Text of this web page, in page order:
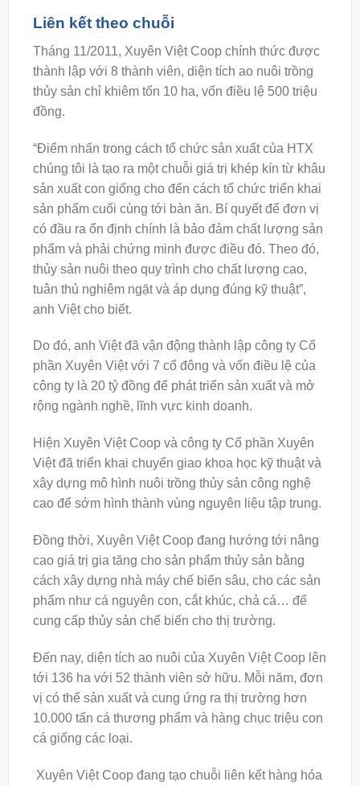
Liên kết theo chuỗi
Tháng 11/2011, Xuyên Việt Coop chính thức được
thành lập với 8 thành viên, diện tích ao nuôi trồng
thủy sản chỉ khiêm tốn 10 ha, vốn điều lệ 500 triệu
đồng.
“Điểm nhấn trong cách tổ chức sản xuất của HTX
chúng tôi là tạo ra một chuỗi giá trị khép kín từ khâu
sản xuất con giống cho đến cách tổ chức triển khai
sản phẩm cuối cùng tới bàn ăn. Bí quyết để đơn vị
có đầu ra ổn định chính là bảo đảm chất lượng sản
phẩm và phải chứng minh được điều đó. Theo đó,
thủy sản nuôi theo quy trình cho chất lượng cao,
tuân thủ nghiêm ngặt và áp dụng đúng kỹ thuật”,
anh Việt cho biết.
Do đó, anh Việt đã vận động thành lập công ty Cổ
phần Xuyên Việt với 7 cổ đông và vốn điều lệ của
công ty là 20 tỷ đồng để phát triển sản xuất và mở
rộng ngành nghề, lĩnh vực kinh doanh.
Hiện Xuyên Việt Coop và công ty Cổ phần Xuyên
Việt đã triển khai chuyển giao khoa học kỹ thuật và
xây dựng mô hình nuôi trồng thủy sản công nghệ
cao để sớm hình thành vùng nguyên liệu tập trung.
Đồng thời, Xuyên Việt Coop đang hướng tới nâng
cao giá trị gia tăng cho sản phẩm thủy sản bằng
cách xây dựng nhà máy chế biến sâu, cho các sản
phẩm như cá nguyên con, cắt khúc, chả cá… để
cung cấp thủy sản chế biến cho thị trường.
Đến nay, diện tích ao nuôi của Xuyên Việt Coop lên
tới 136 ha với 52 thành viên sở hữu. Mỗi năm, đơn
vị có thể sản xuất và cung ứng ra thị trường hơn
10.000 tấn cá thương phẩm và hàng chục triệu con
cá giống các loại.
Xuyên Việt Coop đang tạo chuỗi liên kết hàng hóa